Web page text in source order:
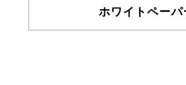
ホワイトペーパ